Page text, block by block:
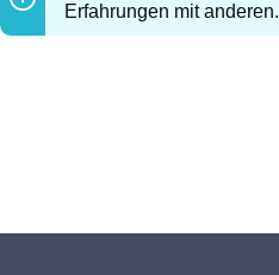
Erfahrungen mit anderen.